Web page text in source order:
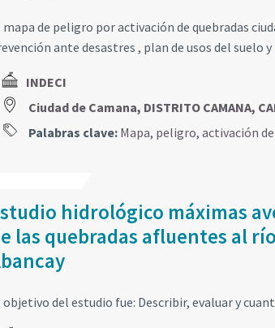
mapa de peligro por activación de quebradas
ante desastres , plan de usos del suelo
INDECI
Ciudad de Camana, DISTRITO CAMANA,
Palabras clave: Mapa, peligro, activación
hidrológico máximas
las quebradas afluentes al
objetivo del estudio fue: Describir, evaluar y